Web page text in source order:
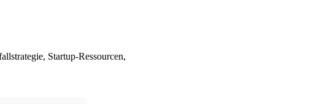
Startup-Ressourcen,